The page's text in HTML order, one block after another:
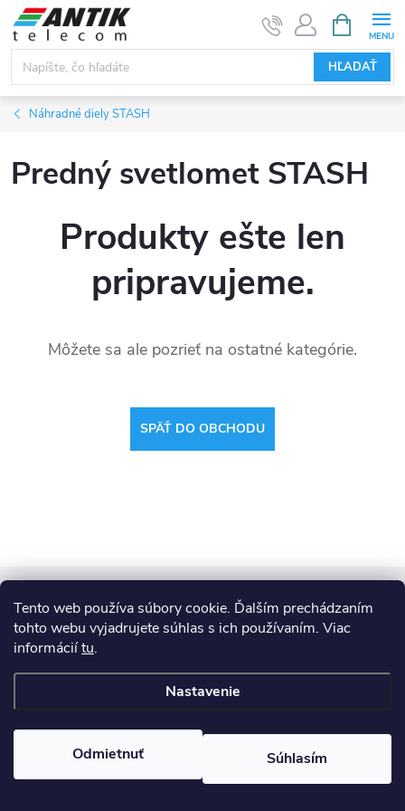
Tento web používa súbory cookie. Ďalším prechádzaním
tohto webu vyjadrujete súhlas s ich používaním. Viac
informáciítu.
Nastavenie
Odmietnuť Súhlasím
Prejsť
obsah
HĽADAŤ
KOŠÍK
Náhradné diely STASH
Predný svetlomet STASH
Produkty ešte len
pripravujeme.
Môžete sa ale pozrieť na ostatné kategórie.
SPÄŤ DO OBCHODU
Z
á
p
ä
Copyright 2026ANTIK e-shop. Všetky práva vyhradené.